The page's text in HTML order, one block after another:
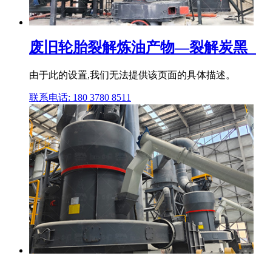
废旧轮胎裂解炼油产物—裂解炭黑
由于此的设置,我们无法提供该页面的具体描述。
联系电话: 180 3780 8511